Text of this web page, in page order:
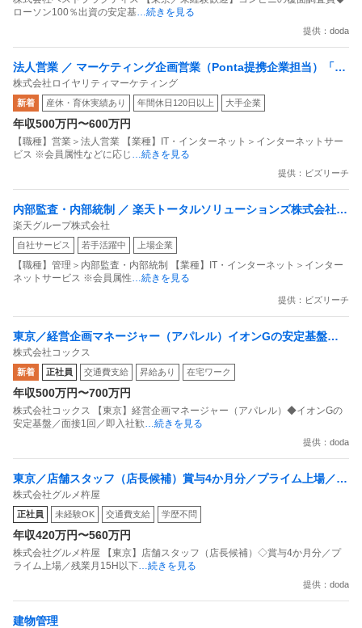
ローソン100％出資の安定基 …続きを見る
提供：doda
法人営業 ／ マーケティング企画営業（Ponta提携企業担当）「国
内最大級の共通ポイントサービスを展開／無駄のない消費社会を
目指すデータマーケティングカンパニー」
株式会社ロイヤリティマーケティング
新着 産休・育休実績あり 年間休日120日以上 大手企業
年収500万円〜600万円
【職種】営業＞法人営業 【業種】IT・インターネット＞インターネットサー
ビス ※会員属性などに応じ
…続きを見る
提供：ビズリーチ
内部監査・内部統制 ／ 楽天トータルソリューションズ株式会社
戦略事業コンプライアンス支援部 業務統制支援課：ショップコン
プライアンス推進担当（SBCSD）
楽天グループ株式会社
自社サービス 若手活躍中 上場企業
【職種】管理＞内部監査・内部統制 【業種】IT・インターネット＞インター
ネットサービス ※会員属性 …続きを見る
提供：ビズリーチ
東京／経営企画マネージャー（アパレル）イオンGの安定基盤／
面接1回／即入社歓迎
株式会社コックス
新着 正社員 交通費支給 昇給あり 在宅ワーク
年収500万円〜700万円
株式会社コックス 【東京】経営企画マネージャー（アパレル）◆イオンGの
安定基盤／面接1回／即入社歓 …続きを見る
提供：doda
東京／店舗スタッフ（店長候補）賞与4か月分／プライム上場／残
業月15H以下／新店オープン多数
株式会社グルメ杵屋
正社員 未経験OK 交通費支給 学歴不問
年収420万円〜560万円
株式会社グルメ杵屋 【東京】店舗スタッフ（店長候補）◇賞与4か月分／プ
ライム上場／残業月15H以下 …続きを見る
提供：doda
建物管理